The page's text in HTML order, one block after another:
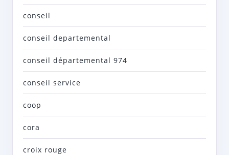
conseil
conseil departemental
conseil départemental 974
conseil service
coop
cora
croix rouge